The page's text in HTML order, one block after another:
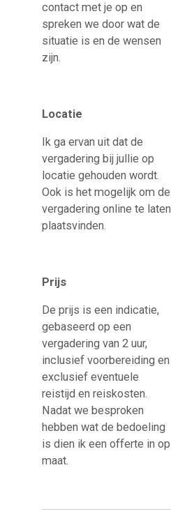
contact met je op en
spreken we door wat de
situatie is en de wensen
zijn.
Locatie
Ik ga ervan uit dat de
vergadering bij jullie op
locatie gehouden wordt.
Ook is het mogelijk om de
vergadering online te laten
plaatsvinden.
Prijs
De prijs is een indicatie,
gebaseerd op een
vergadering van 2 uur,
inclusief voorbereiding en
exclusief eventuele
reistijd en reiskosten.
Nadat we besproken
hebben wat de bedoeling
is dien ik een offerte in op
maat.